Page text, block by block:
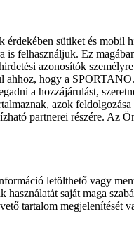
sütiket és
is felhasználjuk. Ez
azonosítók
hogy a
a hozzájárulást,
azok
partnerei részére. Az
letölthető vagy
saját maga
tartalom megjelenítését